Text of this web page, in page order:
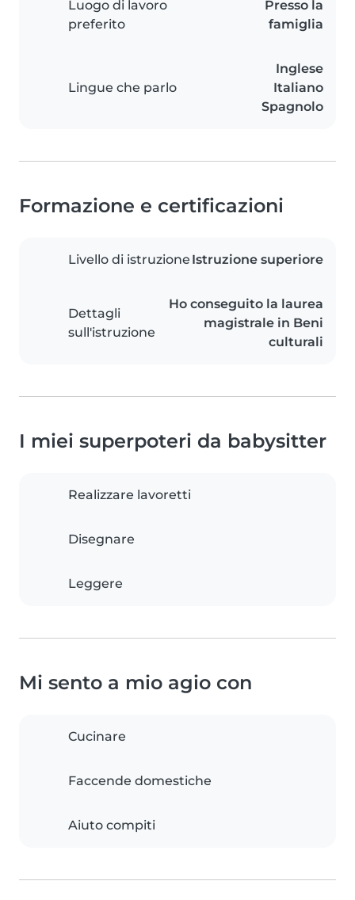
Luogo di lavoro
preferito
Presso la
famiglia
Lingue che parlo
Inglese
Italiano
Spagnolo
Formazione e certificazioni
Livello di istruzione Istruzione superiore
Dettagli
sull'istruzione
Ho conseguito la laurea
magistrale in Beni
culturali
I miei superpoteri da babysitter
Realizzare lavoretti
Disegnare
Leggere
Mi sento a mio agio con
Cucinare
Faccende domestiche
Aiuto compiti